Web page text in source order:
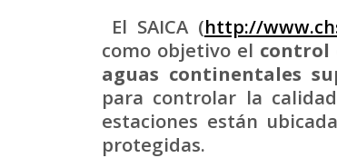
El SAICA (http://
como objetivo el control
aguas continentales
para controlar la
estaciones están
protegidas.